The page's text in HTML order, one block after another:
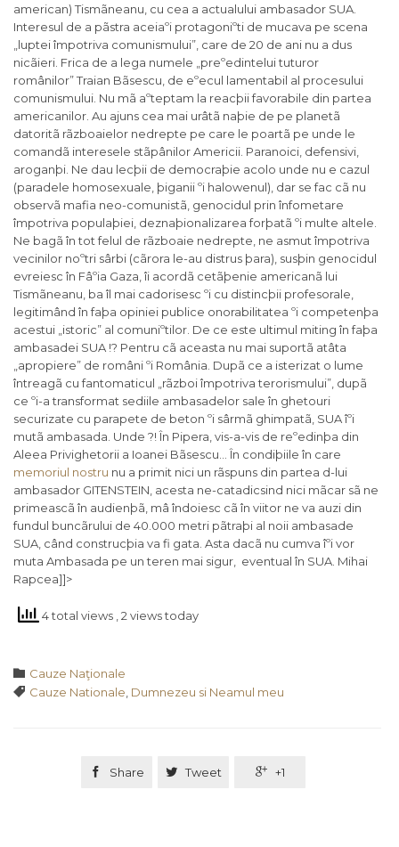
american) Tismãneanu, cu cea a actualului ambasador SUA.
Interesul de a pãstra aceiaºi protagoniºti de mucava pe scena
„luptei împotriva comunismului”, care de 20 de ani nu a dus
nicãieri. Frica de a lega numele „preºedintelui tuturor
românilor” Traian Bãsescu, de eºecul lamentabil al procesului
comunismului. Nu mã aºteptam la reacþii favorabile din partea
americanilor. Au ajuns cea mai urâtã naþie de pe planetã
datoritã rãzboaielor nedrepte pe care le poartã pe unde le
comandã interesele stãpânilor Americii. Paranoici, defensivi,
aroganþi. Ne dau lecþii de democraþie acolo unde nu e cazul
(paradele homosexuale, þiganii ºi halowenul), dar se fac cã nu
observã mafia neo-comunistã, genocidul prin înfometare
împotriva populaþiei, deznaþionalizarea forþatã ºi multe altele.
Ne bagã în tot felul de rãzboaie nedrepte, ne asmut împotriva
vecinilor noºtri sârbi (cãrora le-au distrus þara), susþin genocidul
evreiesc în Fâºia Gaza, îi acordã cetãþenie americanã lui
Tismãneanu, ba îl mai cadorisesc ºi cu distincþii profesorale,
legitimând în faþa opiniei publice onorabilitatea ºi competenþa
acestui „istoric” al comuniºtilor. De ce este ultimul miting în faþa
ambasadei SUA !? Pentru cã aceasta nu mai suportã atâta
„apropiere” de români ºi România. Dupã ce a isterizat o lume
întreagã cu fantomaticul „rãzboi împotriva terorismului”, dupã
ce ºi-a transformat sediile ambasadelor sale în ghetouri
securizate cu parapete de beton ºi sârmã ghimpatã, SUA îºi
mutã ambasada. Unde ?! În Pipera, vis-a-vis de reºedinþa din
Aleea Privighetorii a Ioanei Bãsescu… În condiþiile în care
memoriul nostru nu a primit nici un rãspuns din partea d-lui
ambasador GITENSTEIN, acesta ne-catadicsind nici mãcar sã ne
primeascã în audienþã, mâ îndoiesc cã în viitor ne va auzi din
fundul buncãrului de 40.000 metri pãtraþi al noii ambasade
SUA, când construcþia va fi gata. Asta dacã nu cumva îºi vor
muta Ambasada pe un teren mai sigur, eventual în SUA. Mihai
Rapcea]]>
4 total views , 2 views today
 Category
Cauze Naţionale
 Tags
Cauze Nationale Dumnezeu si Neamul meu
 Share  Tweet  +1